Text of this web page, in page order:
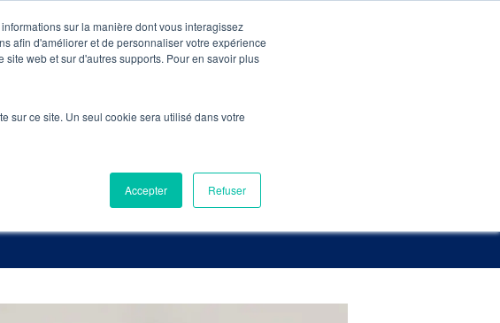
sur la manière dont vous interagissez
afin d'améliorer et de personnaliser votre expérience
web et sur d'autres supports. Pour en savoir plus
sur ce site. Un seul cookie sera utilisé dans votre
Accepter Refuser
Blog Pré-Audit Gratuit
- 10 min de lecture